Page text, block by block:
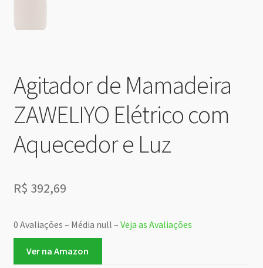
Agitador de Mamadeira
ZAWELIYO Elétrico com
Aquecedor e Luz
R$ 392,69
0 Avaliações – Média null – Veja as Avaliações
Ver na Amazon